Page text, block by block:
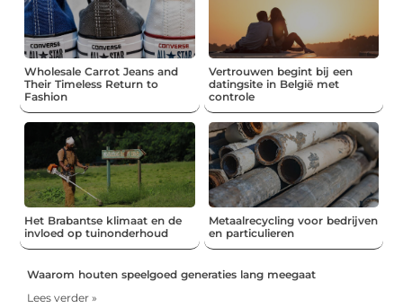
Wholesale Carrot Jeans and
Their Timeless Return to
Fashion
Vertrouwen begint bij een
datingsite in België met
controle
Het Brabantse klimaat en de
invloed op tuinonderhoud
Metaalrecycling voor bedrijven
en particulieren
Waarom houten speelgoed generaties lang meegaat
Lees verder »